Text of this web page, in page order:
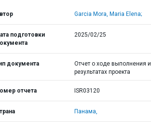
Garcia Mora, Maria Elena;
подготовки
2025/02/25
документа
Отчет о ходе выполнения и
результатах проекта
отчета ISR03120
Панама,